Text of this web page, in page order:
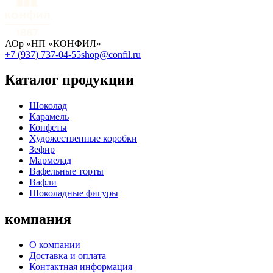
АОр «НП «КОНФИЛ»
+7 (937) 737-04-55shop@confil.ru
Каталог продукции
Шоколад
Карамель
Конфеты
Художественные коробки
Зефир
Мармелад
Вафельные торты
Вафли
Шоколадные фигуры
компания
О компании
Доставка и оплата
Контактная информация